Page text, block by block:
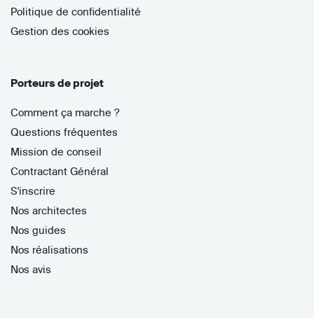
Politique de confidentialité
Gestion des cookies
Porteurs de projet
Comment ça marche ?
Questions fréquentes
Mission de conseil
Contractant Général
S'inscrire
Nos architectes
Nos guides
Nos réalisations
Nos avis